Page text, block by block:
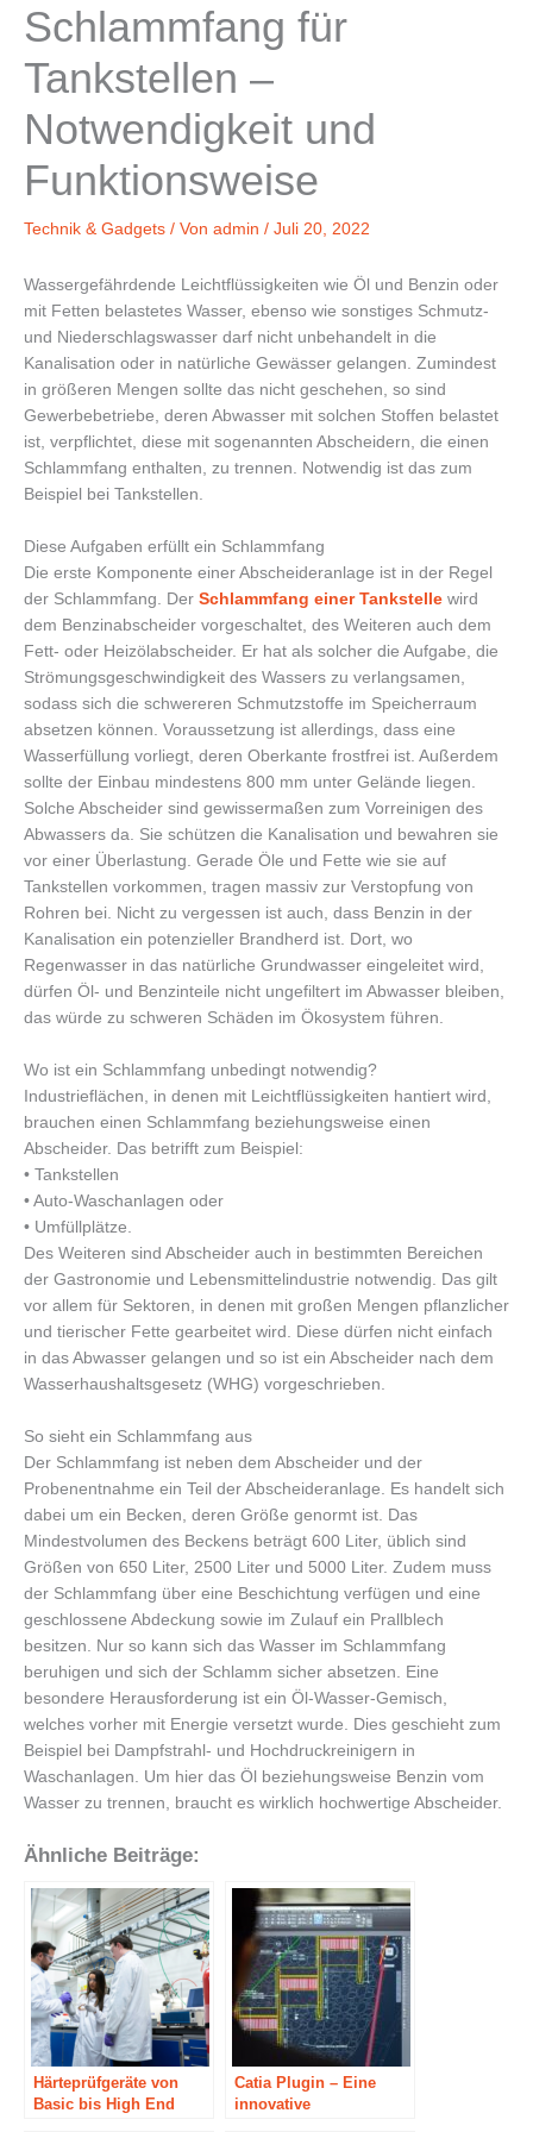
Schlammfang für
Tankstellen –
Notwendigkeit und
Funktionsweise
Technik & Gadgets / Von admin / Juli 20, 2022
Wassergefährdende Leichtflüssigkeiten wie Öl und Benzin oder
mit Fetten belastetes Wasser, ebenso wie sonstiges Schmutz-
und Niederschlagswasser darf nicht unbehandelt in die
Kanalisation oder in natürliche Gewässer gelangen. Zumindest
in größeren Mengen sollte das nicht geschehen, so sind
Gewerbebetriebe, deren Abwasser mit solchen Stoffen belastet
ist, verpflichtet, diese mit sogenannten Abscheidern, die einen
Schlammfang enthalten, zu trennen. Notwendig ist das zum
Beispiel bei Tankstellen.
Diese Aufgaben erfüllt ein Schlammfang
Die erste Komponente einer Abscheideranlage ist in der Regel
der Schlammfang. Der Schlammfang einer Tankstelle wird
dem Benzinabscheider vorgeschaltet, des Weiteren auch dem
Fett- oder Heizölabscheider. Er hat als solcher die Aufgabe, die
Strömungsgeschwindigkeit des Wassers zu verlangsamen,
sodass sich die schwereren Schmutzstoffe im Speicherraum
absetzen können. Voraussetzung ist allerdings, dass eine
Wasserfüllung vorliegt, deren Oberkante frostfrei ist. Außerdem
sollte der Einbau mindestens 800 mm unter Gelände liegen.
Solche Abscheider sind gewissermaßen zum Vorreinigen des
Abwassers da. Sie schützen die Kanalisation und bewahren sie
vor einer Überlastung. Gerade Öle und Fette wie sie auf
Tankstellen vorkommen, tragen massiv zur Verstopfung von
Rohren bei. Nicht zu vergessen ist auch, dass Benzin in der
Kanalisation ein potenzieller Brandherd ist. Dort, wo
Regenwasser in das natürliche Grundwasser eingeleitet wird,
dürfen Öl- und Benzinteile nicht ungefiltert im Abwasser bleiben,
das würde zu schweren Schäden im Ökosystem führen.
Wo ist ein Schlammfang unbedingt notwendig?
Industrieflächen, in denen mit Leichtflüssigkeiten hantiert wird,
brauchen einen Schlammfang beziehungsweise einen
Abscheider. Das betrifft zum Beispiel:
• Tankstellen
• Auto-Waschanlagen oder
• Umfüllplätze.
Des Weiteren sind Abscheider auch in bestimmten Bereichen
der Gastronomie und Lebensmittelindustrie notwendig. Das gilt
vor allem für Sektoren, in denen mit großen Mengen pflanzlicher
und tierischer Fette gearbeitet wird. Diese dürfen nicht einfach
in das Abwasser gelangen und so ist ein Abscheider nach dem
Wasserhaushaltsgesetz (WHG) vorgeschrieben.
So sieht ein Schlammfang aus
Der Schlammfang ist neben dem Abscheider und der
Probenentnahme ein Teil der Abscheideranlage. Es handelt sich
dabei um ein Becken, deren Größe genormt ist. Das
Mindestvolumen des Beckens beträgt 600 Liter, üblich sind
Größen von 650 Liter, 2500 Liter und 5000 Liter. Zudem muss
der Schlammfang über eine Beschichtung verfügen und eine
geschlossene Abdeckung sowie im Zulauf ein Prallblech
besitzen. Nur so kann sich das Wasser im Schlammfang
beruhigen und sich der Schlamm sicher absetzen. Eine
besondere Herausforderung ist ein Öl-Wasser-Gemisch,
welches vorher mit Energie versetzt wurde. Dies geschieht zum
Beispiel bei Dampfstrahl- und Hochdruckreinigern in
Waschanlagen. Um hier das Öl beziehungsweise Benzin vom
Wasser zu trennen, braucht es wirklich hochwertige Abscheider.
Ähnliche Beiträge:
Härteprüfgeräte von
Basic bis High End
Catia Plugin – Eine
innovative